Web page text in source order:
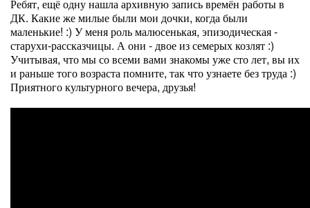
Ребят, ещё одну нашла архивную запись времён работы в
ДК. Какие же милые были мои дочки, когда были
маленькие! :) У меня роль малюсенькая, эпизодическая -
старухи-рассказчицы. А они - двое из семерых козлят :)
Учитывая, что мы со всеми вами знакомы уже сто лет, вы их
и раньше того возраста помните, так что узнаете без труда :)
Приятного культурного вечера, друзья!